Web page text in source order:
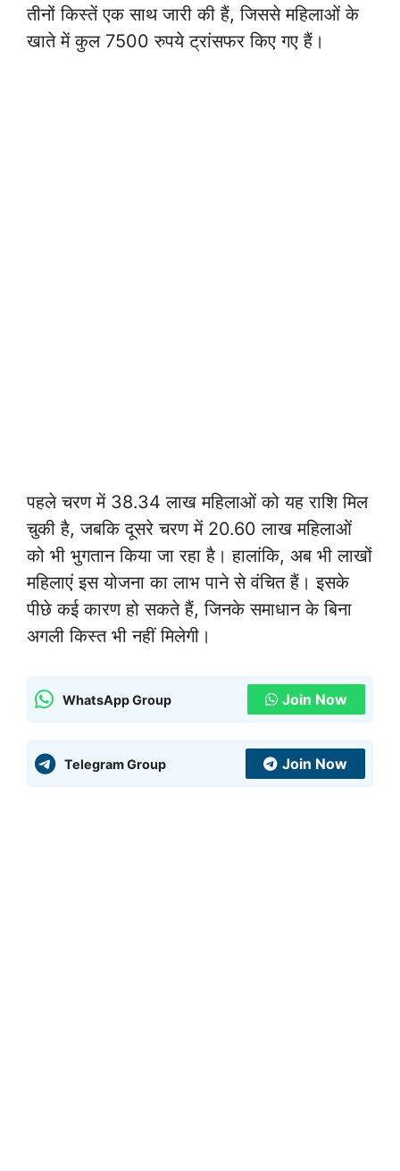
तीनों किस्तें एक साथ जारी की हैं, जिससे महिलाओं के
खाते में कुल 7500 रुपये ट्रांसफर किए गए हैं।
पहले चरण में 38.34 लाख महिलाओं को यह राशि मिल
चुकी है, जबकि दूसरे चरण में 20.60 लाख महिलाओं
को भी भुगतान किया जा रहा है। हालांकि, अब भी लाखों
महिलाएं इस योजना का लाभ पाने से वंचित हैं। इसके
पीछे कई कारण हो सकते हैं, जिनके समाधान के बिना
अगली किस्त भी नहीं मिलेगी।
WhatsApp Group Join Now
Telegram Group Join Now